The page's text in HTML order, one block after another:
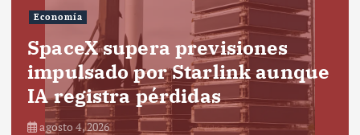
Economía
SpaceX supera previsiones
impulsado por Starlink aunque
IA registra pérdidas
agosto 4, 2026